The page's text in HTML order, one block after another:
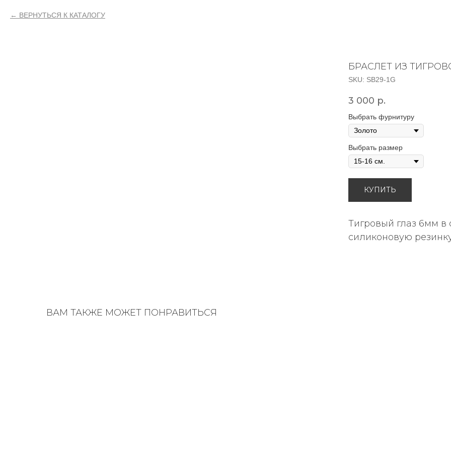
ВЕРНУТЬСЯ К КАТАЛОГУ
БРАСЛЕТ ИЗ
SKU: SB29-1G
3 000 р.
Выбрать фурнитуру
Выбрать размер
КУПИТЬ
Тигровый глаз 6мм в
силиконовую
ВАМ ТАКЖЕ МОЖЕТ ПОНРАВИТЬСЯ